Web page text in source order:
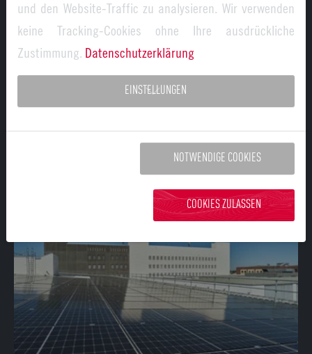
25.01.2024 EU Innovation Valley
Natrium-Ionen-Batterien: Ersatz für Lithium-
Bayreuther Forscher arbeiten an erschwinglichem
und den Website-Traffic zu analysieren. Wir verwenden
keine Tracking-Cookies ohne Ihre ausdrückliche
Zustimmung. Datenschutzerklärung
EINSTELLUNGEN
NOTWENDIGE COOKIES
COOKIES ZULASSEN